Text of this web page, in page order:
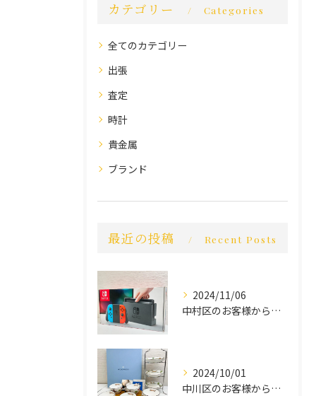
カテゴリー Categories
全てのカテゴリー
出張
査定
時計
貴金属
ブランド
最近の投稿 Recent Posts
2024/11/06
中村区のお客様から買取させていただきました。
2024/10/01
中川区のお客様から買取させていただきました。